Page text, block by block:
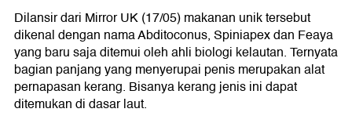
Dilansir dari Mirror UK (17/05) makanan unik tersebut
dikenal dengan nama Abditoconus, Spiniapex dan Feaya
yang baru saja ditemui oleh ahli biologi kelautan. Ternyata
bagian panjang yang menyerupai penis merupakan alat
pernapasan kerang. Bisanya kerang jenis ini dapat
ditemukan di dasar laut.